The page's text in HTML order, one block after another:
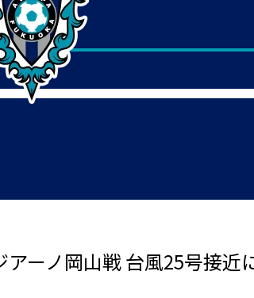
ーノ岡山戦 台風25号接近